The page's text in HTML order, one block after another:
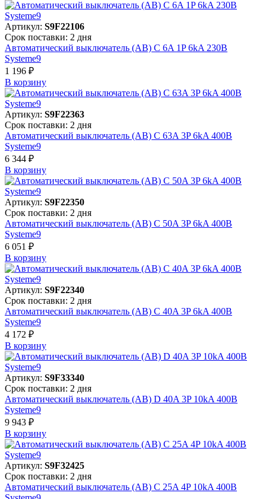
Артикул: S9F22106
Срок поставки: 2 дня
Автоматический выключатель (АВ) C 6A 1P 6kA 230В
Systeme9
1 196 ₽
В корзинy
Артикул: S9F22363
Срок поставки: 2 дня
Автоматический выключатель (АВ) C 63A 3P 6kA 400В
Systeme9
6 344 ₽
В корзинy
Артикул: S9F22350
Срок поставки: 2 дня
Автоматический выключатель (АВ) C 50A 3P 6kA 400В
Systeme9
6 051 ₽
В корзинy
Артикул: S9F22340
Срок поставки: 2 дня
Автоматический выключатель (АВ) C 40A 3P 6kA 400В
Systeme9
4 172 ₽
В корзинy
Артикул: S9F33340
Срок поставки: 2 дня
Автоматический выключатель (АВ) D 40A 3P 10kA 400В
Systeme9
9 943 ₽
В корзинy
Артикул: S9F32425
Срок поставки: 2 дня
Автоматический выключатель (АВ) C 25A 4P 10kA 400В